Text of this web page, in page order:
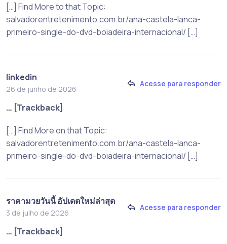
[…] Find More to that Topic:
salvadorentretenimento.com.br/ana-castela-lanca-
primeiro-single-do-dvd-boiadeira-internacional/ […]
linkedin
26 de junho de 2026
Acesse para responder
… [Trackback]
[…] Find More on that Topic:
salvadorentretenimento.com.br/ana-castela-lanca-
primeiro-single-do-dvd-boiadeira-internacional/ […]
ราคามวยวันนี้ อัปเดตใหม่ล่าสุด
3 de julho de 2026
Acesse para responder
… [Trackback]